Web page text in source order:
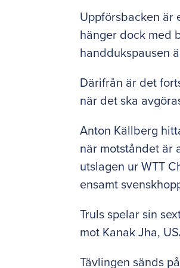
Uppförsbacken är
hänger dock med
handdukspausen
Därifrån är det
när det ska
Anton Källberg
när motståndet är
utslagen ur WTT
ensamt
Truls spelar sin
mot Kanak Jha,
Tävlingen sänds på